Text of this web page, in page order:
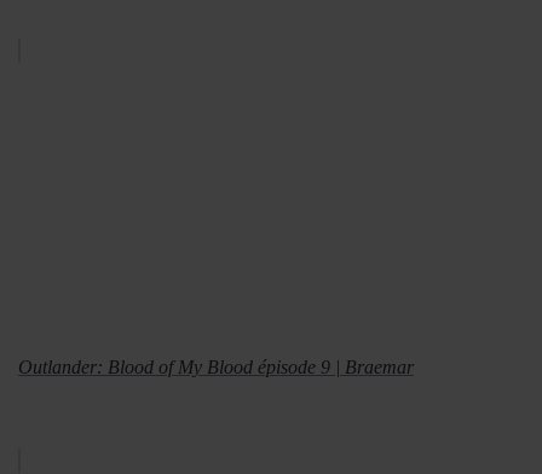
Outlander: Blood of My Blood épisode 9 | Braemar